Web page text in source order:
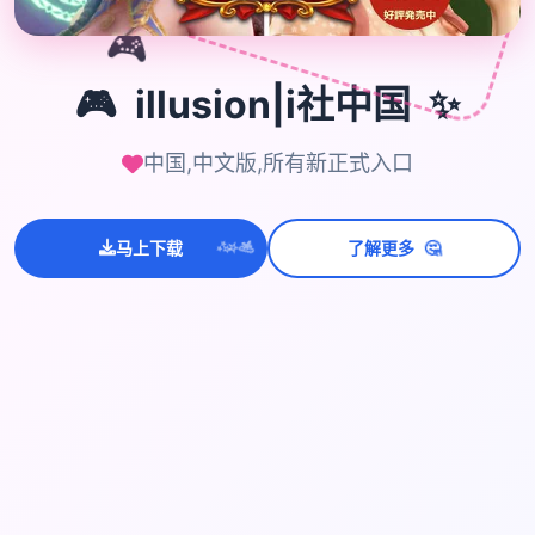
🎮
🎮 illusion|i社中国 ✨
中国,中文版,所有新正式入口
马上下载 ✨⭐💫 了解更多 🤔